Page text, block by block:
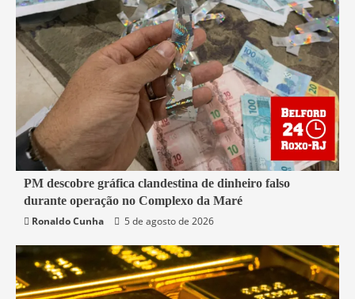
4 min read
Rio de Janeiro
Segurança
PM descobre gráfica clandestina de dinheiro falso
durante operação no Complexo da Maré
Ronaldo Cunha
5 de agosto de 2026